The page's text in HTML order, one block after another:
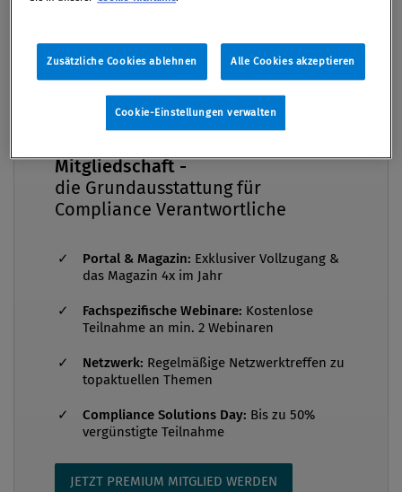
10. Juni 2025
Thema Geldwäscheprävention ist Shahanaz Müller,
CAMS, am Wort. Als Expertin für AML- und Sanctions
Compliance Advisory, verantwortet sie diesen
Beratungsunternehmen Deloitte. Seit kurzem ist sie
auch Mitglied des Herausgeber:innen-Teams der
Compliance Praxis und wird auch hier ihre Expertise
einbringen. Sie hat bereits viel Erfahrung als
Autorin der Compliance Praxis. Compliance Praxis:
Frau Müller, Ihr S...
Mitgliedschaft -
die Grundausstattung für
Compliance Verantwortliche
Portal & Magazin: Exklusiver Vollzugang &
das Magazin 4x im Jahr
Fachspezifische Webinare: Kostenlose
Teilnahme an min. 2 Webinaren
Netzwerk: Regelmäßige Netzwerktreffen zu
topaktuellen Themen
Compliance Solutions Day: Bis zu 50%
vergünstigte Teilnahme
JETZT PREMIUM MITGLIED WERDEN
Zusätzliche Cookies ablehnen Alle Cookies akzeptieren
Cookie-Einstellungen verwalten